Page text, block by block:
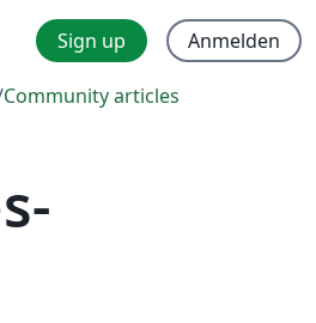
Sign up Anmelden
Community articles